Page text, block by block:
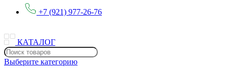
+7 (921) 977-26-76
КАТАЛОГ
Выберите категорию